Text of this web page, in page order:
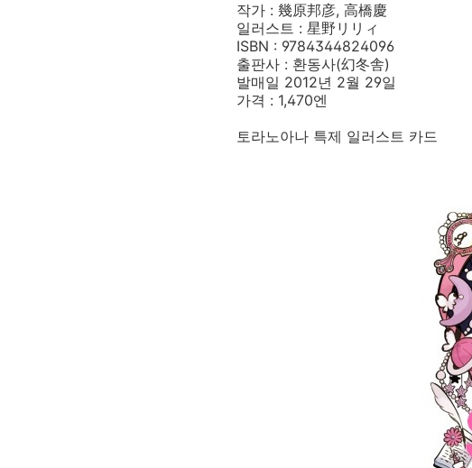
작가 : 幾原邦彦, 高橋慶
일러스트 : 星野リリィ
ISBN : 9784344824096
출판사 : 환동사(幻冬舎)
발매일 2012년 2월 29일
가격 : 1,470엔
토라노아나 특제 일러스트 카드